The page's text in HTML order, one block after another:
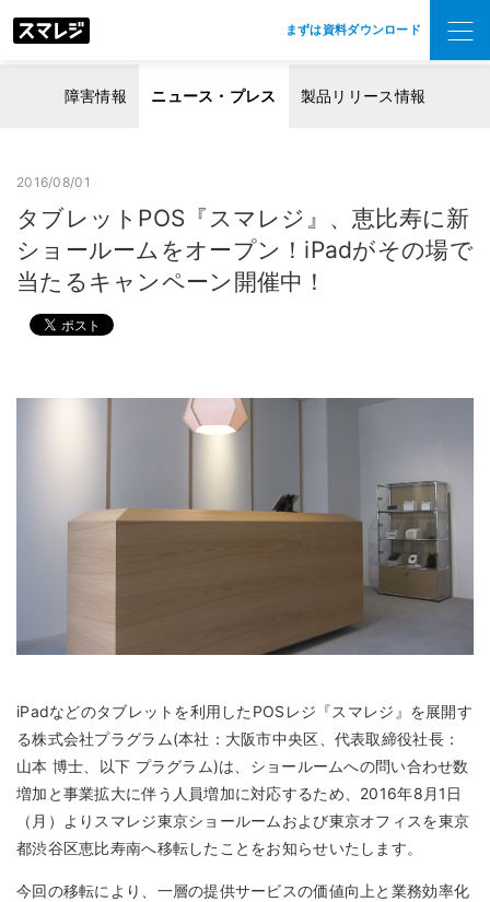
まずは資料ダウンロード
障害情報 ニュース・プレス 製品リリース情報
2016/08/01
タブレットPOS『スマレジ』、恵比寿に新
ショールームをオープン！iPadがその場で
当たるキャンペーン開催中！
iPadなどのタブレットを利用したPOSレジ『スマレジ』を展開す
る株式会社プラグラム(本社：大阪市中央区、代表取締役社長：
山本 博士、以下 プラグラム)は、ショールームへの問い合わせ数
増加と事業拡大に伴う人員増加に対応するため、2016年8月1日
（月）よりスマレジ東京ショールームおよび東京オフィスを東京
都渋谷区恵比寿南へ移転したことをお知らせいたします。
今回の移転により、一層の提供サービスの価値向上と業務効率化